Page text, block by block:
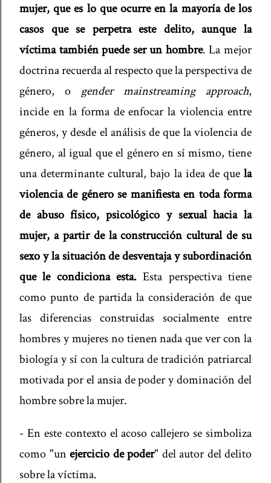
mujer, que es lo que ocurre en la mayoría de los
casos que se perpetra este delito, aunque la
víctima también puede ser un hombre. La mejor
doctrina recuerda al respecto que la perspectiva de
género, o gender mainstreaming approach,
incide en la forma de enfocar la violencia entre
géneros, y desde el análisis de que la violencia de
género, al igual que el género en sí mismo, tiene
una determinante cultural, bajo la idea de que la
violencia de género se manifiesta en toda forma
de abuso físico, psicológico y sexual hacia la
mujer, a partir de la construcción cultural de su
sexo y la situación de desventaja y subordinación
que le condiciona esta. Esta perspectiva tiene
como punto de partida la consideración de que
las diferencias construidas socialmente entre
hombres y mujeres no tienen nada que ver con la
biología y sí con la cultura de tradición patriarcal
motivada por el ansia de poder y dominación del
hombre sobre la mujer.
- En este contexto el acoso callejero se simboliza
como "un ejercicio de poder" del autor del delito
sobre la víctima.